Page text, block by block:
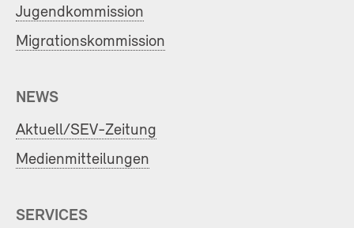
Jugendkommission
Migrationskommission
NEWS
Aktuell/SEV-Zeitung
Medienmitteilungen
SERVICES